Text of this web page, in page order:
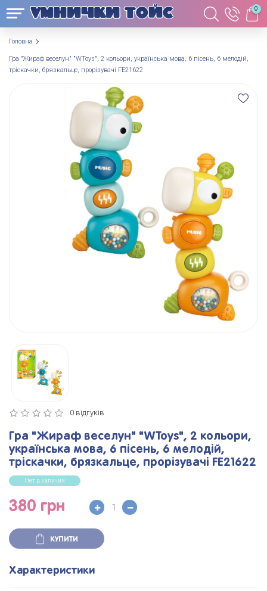
0
Головна
Гра "Жираф веселун" "WToys", 2 кольори, українська мова, 6 пісень, 6 мелодій,
тріскачки, брязкальце, прорізувачі FE21622
0 відгуків
Гра "Жираф веселун" "WToys", 2 кольори,
українська мова, 6 пісень, 6 мелодій,
тріскачки, брязкальце, прорізувачі FE21622
Нет в наличии
380 грн
КУПИТИ
Характеристики